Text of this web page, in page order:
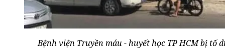
Bệnh viện Truyền máu - huyết học TP HCM bị tố